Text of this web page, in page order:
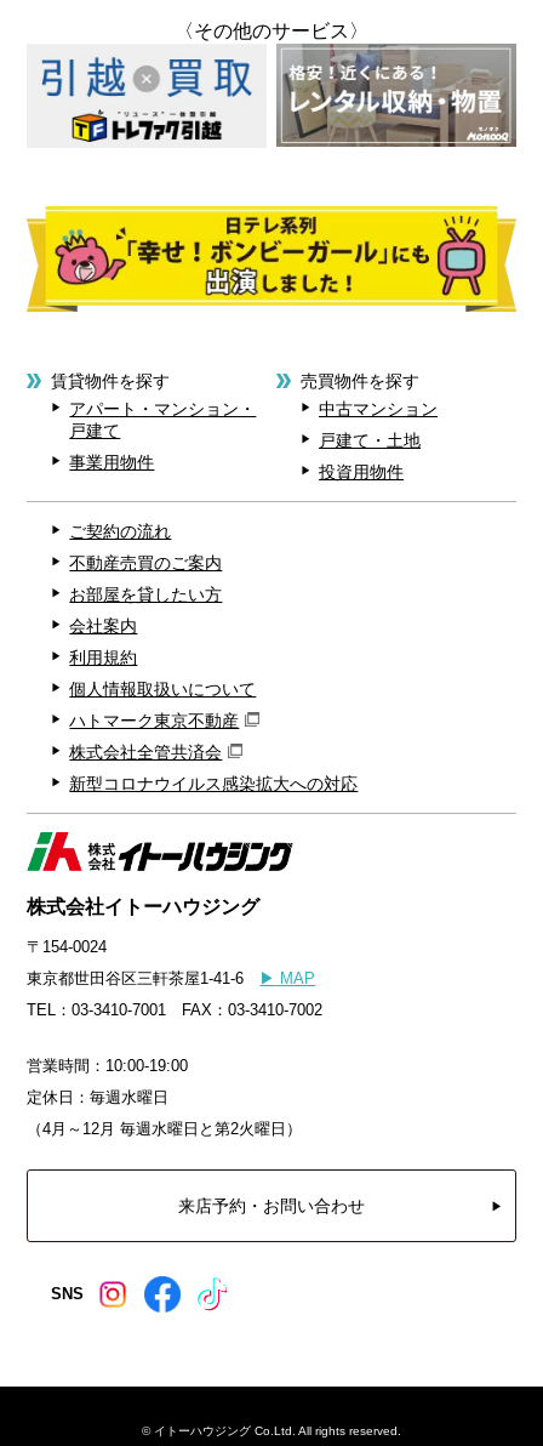
〈その他のサービス〉
賃貸物件を探す
アパート・マンション・
戸建て
事業用物件
売買物件を探す
中古マンション
戸建て・土地
投資用物件
ご契約の流れ
不動産売買のご案内
お部屋を貸したい方
会社案内
利用規約
個人情報取扱いについて
ハトマーク東京不動産
株式会社全管共済会
新型コロナウイルス感染拡大への対応
株式会社イトーハウジング
〒154-0024
東京都世田谷区三軒茶屋1-41-6
▶ MAP
TEL：03-3410-7001 FAX：03-3410-7002
営業時間：10:00-19:00
定休日：毎週水曜日
（4月～12月 毎週水曜日と第2火曜日）
来店予約・お問い合わせ
SNS
© イトーハウジング Co.Ltd. All rights reserved.